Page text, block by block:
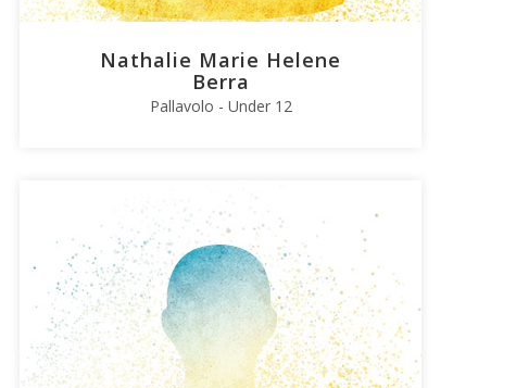
Nathalie Marie Helene
Berra
Pallavolo - Under 12